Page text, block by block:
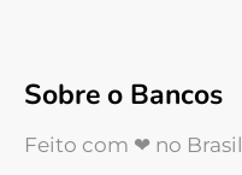
Sobre o Bancos
Feito com ❤ no Brasil